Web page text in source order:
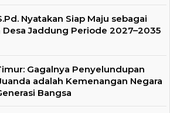
Nyatakan Siap Maju sebagai
Desa Jaddung Periode 2027–2035
Gagalnya Penyelundupan
adalah Kemenangan Negara
Bangsa